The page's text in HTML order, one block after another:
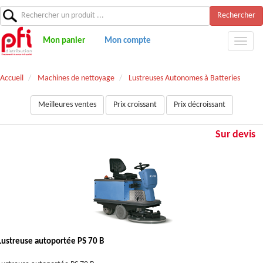
Rechercher
Mon panier Mon compte
Accueil Machines de nettoyage Lustreuses Autonomes à Batteries
Meilleures ventes Prix croissant Prix décroissant
Sur devis
autoportée PS 70 B